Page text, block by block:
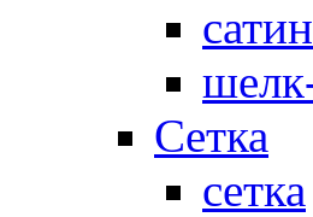
Сетка
сетка